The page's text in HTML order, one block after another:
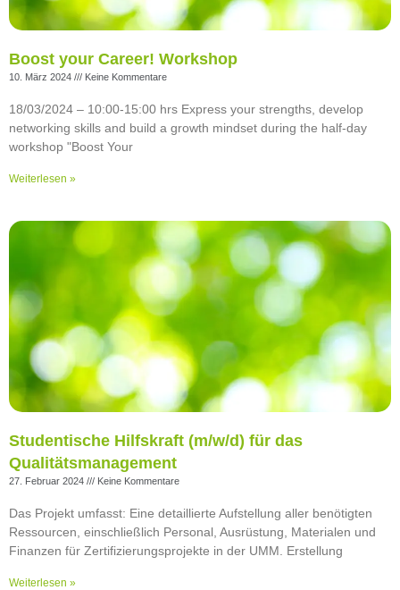
Boost your Career! Workshop
10. März 2024 Keine Kommentare
18/03/2024 ­­– 10:00-15:00 hrs Express your strengths, develop
networking skills and build a growth mindset during the half-day
workshop "Boost Your
Weiterlesen »
Studentische Hilfskraft (m/w/d) für das
Qualitätsmanagement
27. Februar 2024 Keine Kommentare
Das Projekt umfasst: Eine detaillierte Aufstellung aller benötigten
Ressourcen, einschließlich Personal, Ausrüstung, Materialen und
Finanzen für Zertifizierungsprojekte in der UMM. Erstellung
Weiterlesen »